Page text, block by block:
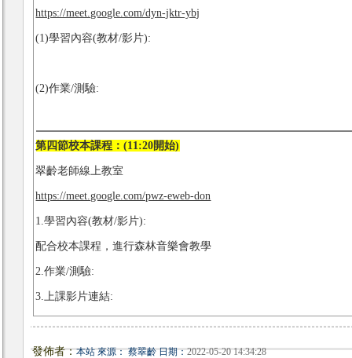
https://meet.google.com/dyn-jktr-ybj
(1)學習內容(教材/影片):
(2)作業/測驗:
第四節校本課程：(11:20開始)
翠齡老師線上教室
https://meet.google.com/pwz-eweb-don
1.學習內容(教材/影片):
配合校本課程，進行森林音樂會教學
2.作業/測驗:
3.上課影片連結:
發佈者：本站 來源： 蔡翠齡 日期：2022-05-20 14:34:28